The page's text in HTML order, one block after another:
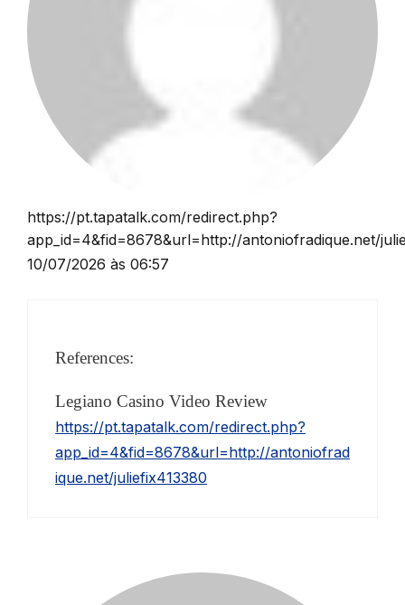
https://pt.tapatalk.com/redirect.php?
app_id=4&fid=8678&url=http://antoniofradique.net/
10/07/2026 às 06:57
References:
Legiano Casino Video Review
https://pt.tapatalk.com/redirect.php?
app_id=4&fid=8678&url=http://antoniofrad
ique.net/juliefix413380